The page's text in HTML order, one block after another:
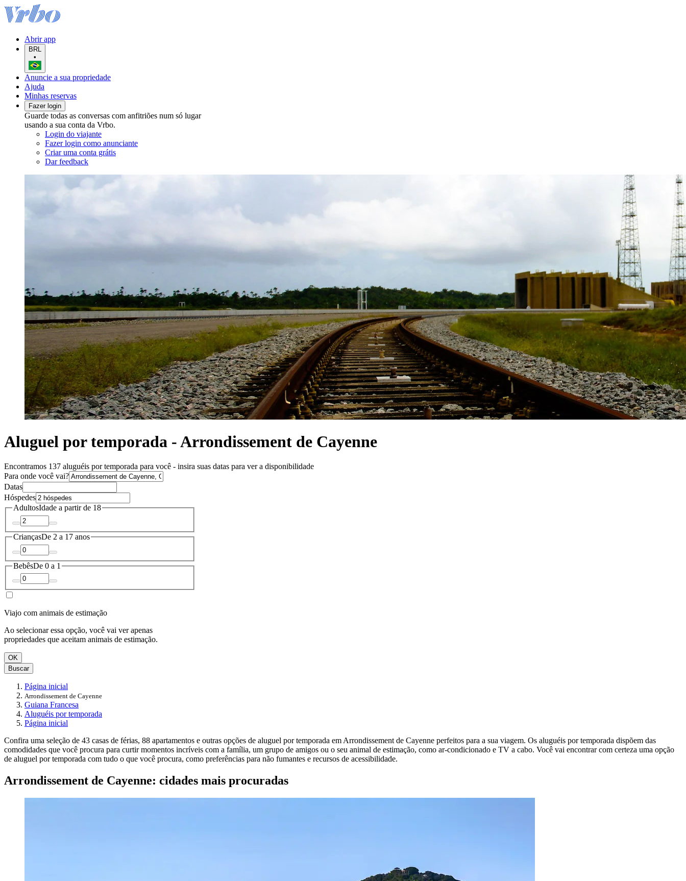
Abrir app
BRL
•
Anuncie a sua propriedade
Ajuda
Minhas reservas
Fazer login
Guarde todas as conversas com anfitriões num só lugar
usando a sua conta da Vrbo.
Login do viajante
Fazer login como anunciante
Criar uma conta grátis
Dar feedback
Aluguel por temporada - Arrondissement de Cayenne
Encontramos 137 aluguéis por temporada para você - insira suas datas para ver a disponibilidade
Para onde você vai?
Datas
Hóspedes
AdultosIdade a partir de 18
CriançasDe 2 a 17 anos
BebêsDe 0 a 1
Viajo com animais de estimação
Ao selecionar essa opção, você vai ver apenas
propriedades que aceitam animais de estimação.
OK
Buscar
Página inicial
Arrondissement de Cayenne
Guiana Francesa
Aluguéis por temporada
Página inicial
Confira uma seleção de 43 casas de férias, 88 apartamentos e outras opções de aluguel por temporada em Arrondissement de Cayenne perfeitos para a sua viagem. Os aluguéis por temporada dispõem das
comodidades que você procura para curtir momentos incríveis com a família, um grupo de amigos ou o seu animal de estimação, como ar-condicionado e TV a cabo. Você vai encontrar com certeza uma opção
de aluguel por temporada com tudo o que você procura, como preferências para não fumantes e recursos de acessibilidade.
Arrondissement de Cayenne: cidades mais procuradas